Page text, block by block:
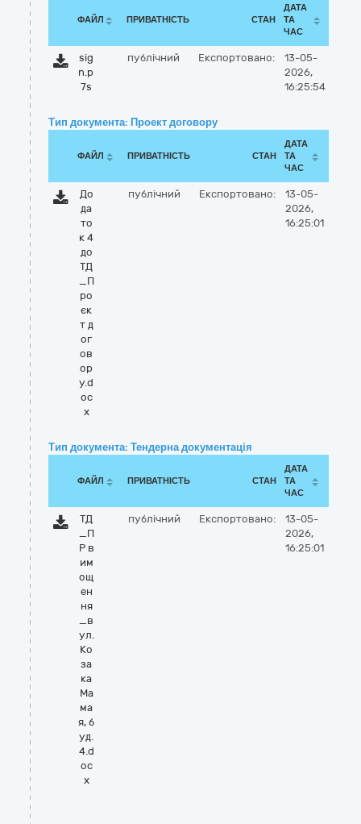
ФАЙЛ ПРИВАТНІСТЬ СТАН
ДАТА
ТА
ЧАС
sig
n.p
7s
публічний Експортовано:
13-05-
2026,
16:25:54
Тип документа: Проект договору
ФАЙЛ ПРИВАТНІСТЬ СТАН
ДАТА
ТА
ЧАС
До
да
то
к 4
до
ТД
_П
ро
єк
т д
ог
ов
ор
у.d
oc
x
публічний Експортовано:
13-05-
2026,
16:25:01
Тип документа: Тендерна документація
ФАЙЛ ПРИВАТНІСТЬ СТАН
ДАТА
ТА
ЧАС
ТД
_П
Р в
им
ощ
ен
ня
_в
ул.
Ко
за
ка
Ма
ма
я, б
уд.
4.d
oc
x
публічний Експортовано:
13-05-
2026,
16:25:01